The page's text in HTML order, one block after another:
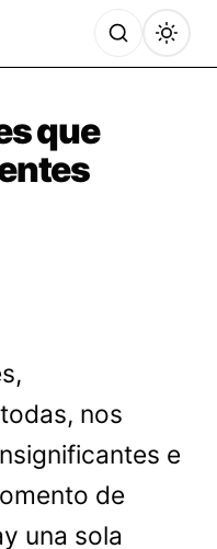
que
nos
e
de
una sola